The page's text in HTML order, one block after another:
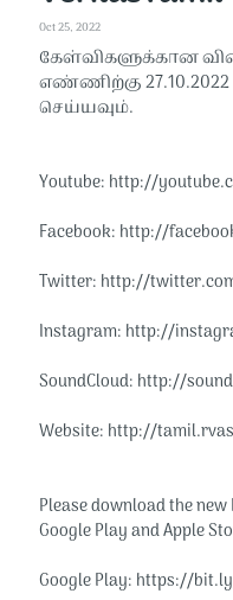
Oct 25, 2022
கேள்விகளுக்கான
எண்ணிற்கு
செய்யவும்.
Youtube: http://
Facebook: http://
Twitter: http://
Instagram: http://
SoundCloud: http://
Website: http://
Please download the
Google Play and Apple
Google Play: https://